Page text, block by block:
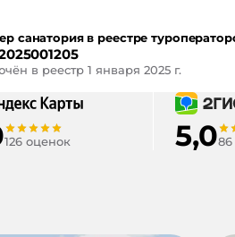
санатория в реестре
в реестр 1 января 2025 г.
126 оценок 5,086